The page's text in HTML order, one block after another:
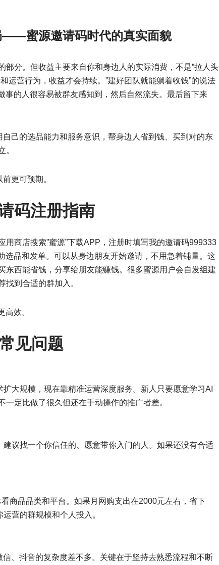
——蜜源邀请码时代的真实面貌
分。但收益主要来自你和身边人的实际消费，不是”拉人头
营行为，收益才会持续。”建好团队就能躺着收钱”的说法
的人很容易被群友感知到，然后自然流失。最后留下来
己的选品能力和服务意识，帮身边人省到钱、买到对的东
。
更可预期。
码注册指南
商店搜索”蜜源”下载APP，注册时填写我的邀请码999333
选品和发单。可以从身边朋友开始邀请，不用急着铺量。这
西能省钱，分享给朋友能赚钱。很多蜜源用户会自发组建
到合适的群加入。
效。
见问题
大规模，现在靠精准运营深度服务。新人只要愿意学习AI
定比做了很久但还在手动操作的推广者差。
议找一个你信任的、愿意带你入门的人。如果还没有合适
商品品类和平台。如果月网购支出在2000元左右，省下
营的群规模和个人投入。
、抖音的复杂度差不多。关键在于坚持去熟悉流程和不断